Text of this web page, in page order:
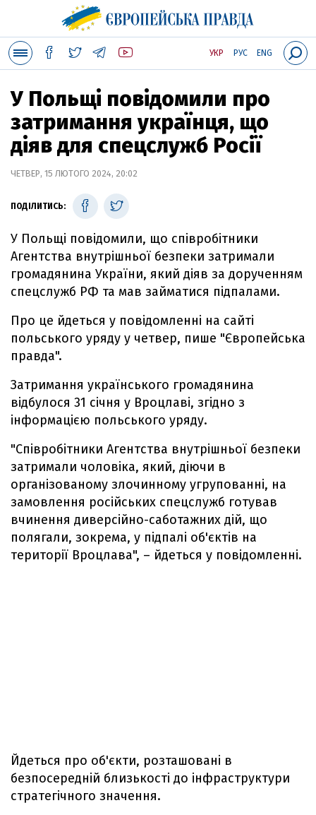
УКР РУС ENG
У Польщі повідомили про
затримання українця, що
діяв для спецслужб Росії
ЧЕТВЕР, 15 ЛЮТОГО 2024, 20:02
ПОДІЛИТИСЬ:
У Польщі повідомили, що співробітники
Агентства внутрішньої безпеки затримали
громадянина України, який діяв за дорученням
спецслужб РФ та мав займатися підпалами.
Про це йдеться у повідомленні на сайті
польського уряду у четвер, пише "Європейська
правда".
Затримання українського громадянина
відбулося 31 січня у Вроцлаві, згідно з
інформацією польського уряду.
"Співробітники Агентства внутрішньої безпеки
затримали чоловіка, який, діючи в
організованому злочинному угрупованні, на
замовлення російських спецслужб готував
вчинення диверсійно-саботажних дій, що
полягали, зокрема, у підпалі об'єктів на
території Вроцлава", – йдеться у повідомленні.
Йдеться про об'єкти, розташовані в
безпосередній близькості до інфраструктури
стратегічного значення.